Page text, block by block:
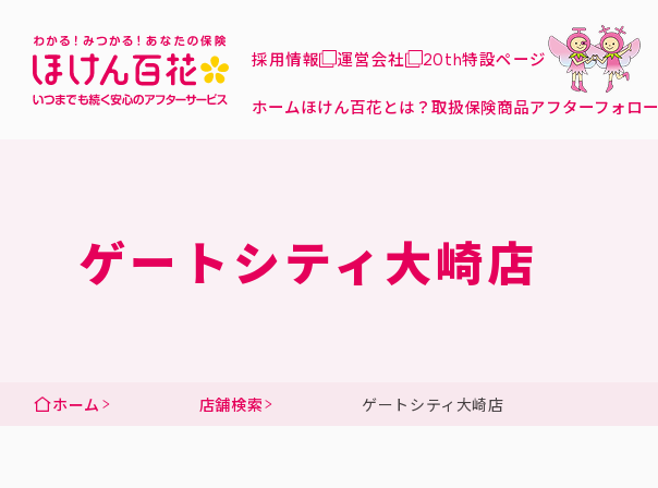
ホームほけん百花とは？取扱保険商品アフターフォロー
採用情報 運営会社 20th特設ページ
ゲートシティ大崎店
ホーム 店舗検索 ゲートシティ大崎店